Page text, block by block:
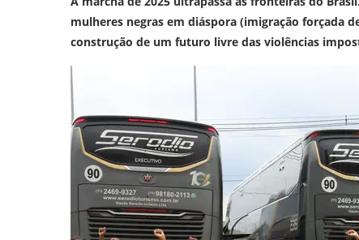
mulheres negras em diáspora (imigração forçada
construção de um futuro livre das violências